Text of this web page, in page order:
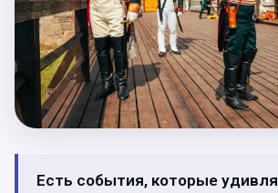
Есть события, которые